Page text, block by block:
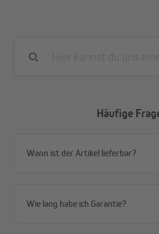
Privatsphäre mit Durchblick –
Angriffsfläche, mehr Stabilität
Häufige
Wann ist der Artikel lieferbar?
Wie lang habe ich Garantie?